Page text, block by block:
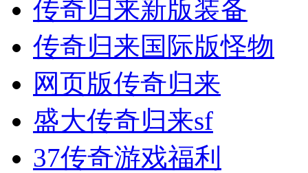
传奇归来新版装备
传奇归来国际版怪物
网页版传奇归来
盛大传奇归来sf
37传奇游戏福利